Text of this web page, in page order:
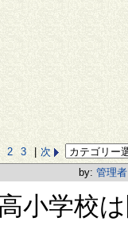
2 3
次
by: 管理者
小学校